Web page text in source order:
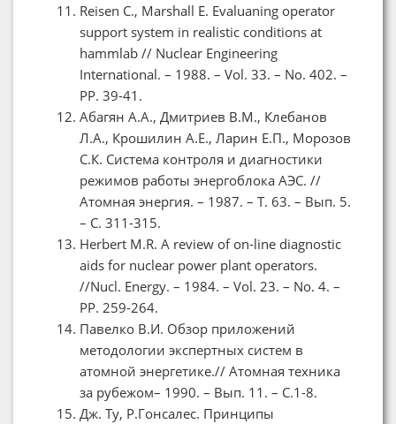
Reisen C., Marshall E. Evaluaning operator
support system in realistic conditions at
hammlab // Nuclear Engineering
International. – 1988. – Vol. 33. – No. 402. –
PP. 39-41.
Абагян А.А., Дмитриев В.М., Клебанов
Л.А., Крошилин А.Е., Ларин Е.П., Морозов
С.К. Система контроля и диагностики
режимов работы энергоблока АЭС. //
Атомная энергия. – 1987. – Т. 63. – Вып. 5.
– С. 311-315.
Herbert M.R. A review of on-line diagnostic
aids for nuclear power plant operators.
//Nucl. Energy. – 1984. – Vol. 23. – No. 4. –
PP. 259-264.
Павелко В.И. Обзор приложений
методологии экспертных систем в
атомной энергетике.// Атомная техника
за рубежом– 1990. – Вып. 11. – С.1-8.
Дж. Ту, Р.Гонсалес. Принципы